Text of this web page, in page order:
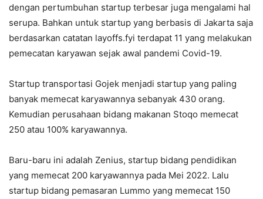
dengan pertumbuhan startup terbesar juga mengalami hal
serupa. Bahkan untuk startup yang berbasis di Jakarta saja
berdasarkan catatan layoffs.fyi terdapat 11 yang melakukan
pemecatan karyawan sejak awal pandemi Covid-19.
Startup transportasi Gojek menjadi startup yang paling
banyak memecat karyawannya sebanyak 430 orang.
Kemudian perusahaan bidang makanan Stoqo memecat
250 atau 100% karyawannya.
Baru-baru ini adalah Zenius, startup bidang pendidikan
yang memecat 200 karyawannya pada Mei 2022. Lalu
startup bidang pemasaran Lummo yang memecat 150